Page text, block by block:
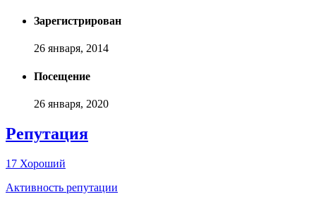
Зарегистрирован
26 января, 2014
Посещение
26 января, 2020
Репутация
17 Хороший
Активность репутации